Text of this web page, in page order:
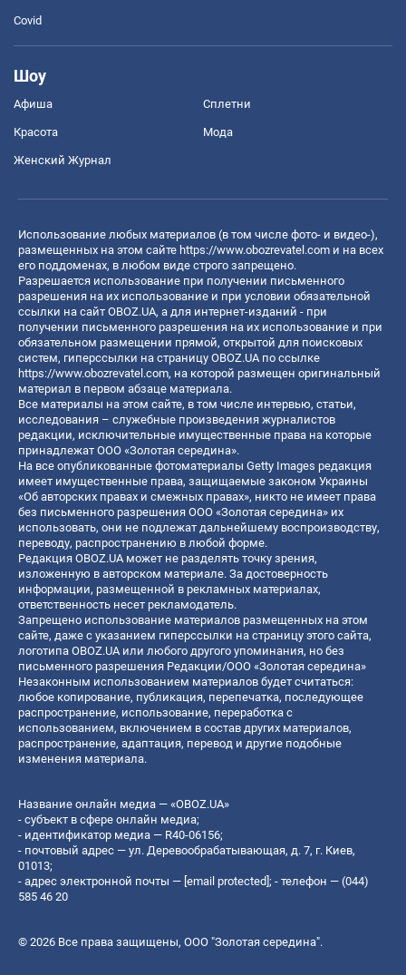
Covid
Шоу
Афиша Сплетни
Красота Мода
Женский Журнал
Использование любых материалов (в том числе фото- и видео-),
размещенных на этом сайте https://www.obozrevatel.com и на всех
его поддоменах, в любом виде строго запрещено.
Разрешается использование при получении письменного
разрешения на их использование и при условии обязательной
ссылки на сайт OBOZ.UA, а для интернет-изданий - при
получении письменного разрешения на их использование и при
обязательном размещении прямой, открытой для поисковых
систем, гиперссылки на страницу OBOZ.UA по ссылке
https://www.obozrevatel.com, на которой размещен оригинальный
материал в первом абзаце материала.
Все материалы на этом сайте, в том числе интервью, статьи,
исследования – служебные произведения журналистов
редакции, исключительные имущественные права на которые
принадлежат ООО «Золотая середина».
На все опубликованные фотоматериалы Getty Images редакция
имеет имущественные права, защищаемые законом Украины
«Об авторских правах и смежных правах», никто не имеет права
без письменного разрешения ООО «Золотая середина» их
использовать, они не подлежат дальнейшему воспроизводству,
переводу, распространению в любой форме.
Редакция OBOZ.UA может не разделять точку зрения,
изложенную в авторском материале. За достоверность
информации, размещенной в рекламных материалах,
ответственность несет рекламодатель.
Запрещено использование материалов размещенных на этом
сайте, даже с указанием гиперссылки на страницу этого сайта,
логотипа OBOZ.UA или любого другого упоминания, но без
письменного разрешения Редакции/ООО «Золотая середина»
Незаконным использованием материалов будет считаться:
любое копирование, публикация, перепечатка, последующее
распространение, использование, переработка с
использованием, включением в состав других материалов,
распространение, адаптация, перевод и другие подобные
изменения материала.
Название онлайн медиа — «OBOZ.UA»
- субъект в сфере онлайн медиа;
- идентификатор медиа — R40-06156;
- почтовый адрес — ул. Деревообрабатывающая, д. 7, г. Киев,
01013;
- адрес электронной почты — [email protected]; - телефон — (044)
585 46 20
© 2026 Все права защищены, ООО "Золотая середина".